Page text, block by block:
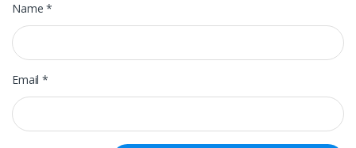
Name*
Email*